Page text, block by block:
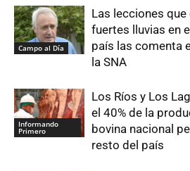
Campo al Día
Las lecciones
fuertes lluvias en
país las comenta
la SNA
Informando
Primero
Los Ríos y Los
el 40% de la
bovina nacional
resto del país